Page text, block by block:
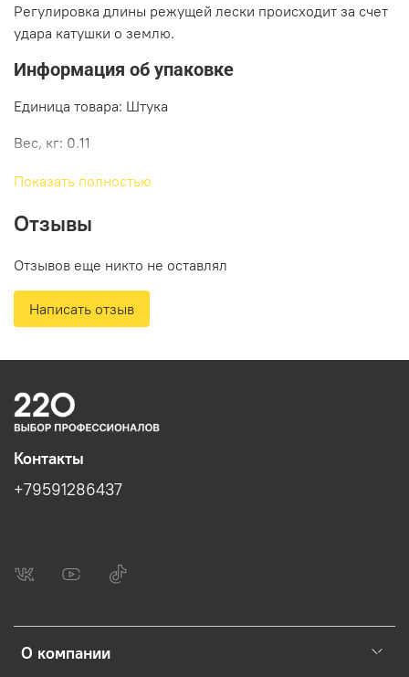
Регулировка длины режущей лески происходит за счет
удара катушки о землю.
Информация об упаковке
Единица товара: Штука
Вес, кг: 0.11
Длина, мм: 60
Ширина, мм: 95
Показать полностью
Отзывы
Отзывов еще никто не оставлял
Написать отзыв
О компании
Контакты
+79591286437